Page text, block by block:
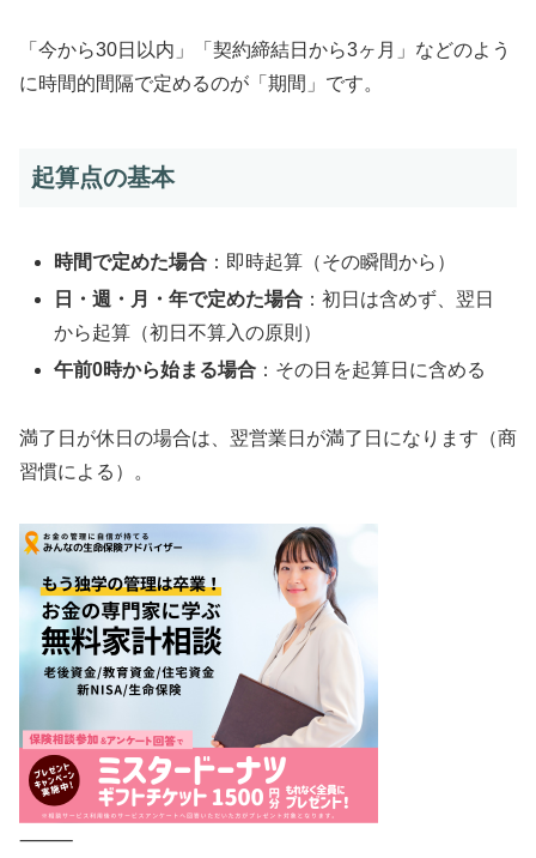
「今から30日以内」「契約締結日から3ヶ月」などのよう
に時間的間隔で定めるのが「期間」です。
起算点の基本
時間で定めた場合 ：即時起算（その瞬間から）
日・週・月・年で定めた場合 ：初日は含めず、翌日
から起算（初日不算入の原則）
午前0時から始まる場合 ：その日を起算日に含める
満了日が休日の場合は、翌営業日が満了日になります（商
習慣による）。
⸻